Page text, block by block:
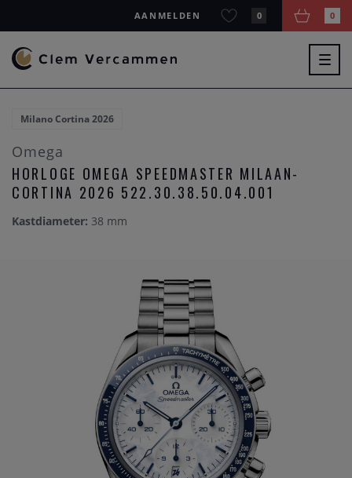
AANMELDEN 0 0
Milano Cortina 2026
Omega
HORLOGE OMEGA SPEEDMASTER MILAAN-
CORTINA 2026 522.30.38.50.04.001
Kastdiameter: 38 mm